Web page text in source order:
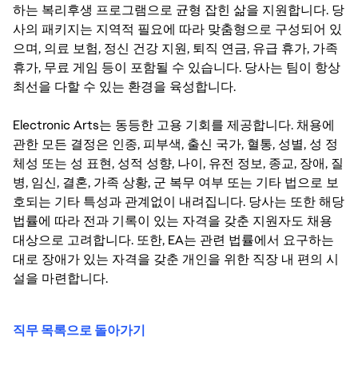
하는 복리후생 프로그램으로 균형 잡힌 삶을 지원합니다. 당
사의 패키지는 지역적 필요에 따라 맞춤형으로 구성되어 있
으며, 의료 보험, 정신 건강 지원, 퇴직 연금, 유급 휴가, 가족
휴가, 무료 게임 등이 포함될 수 있습니다. 당사는 팀이 항상
최선을 다할 수 있는 환경을 육성합니다.
Electronic Arts는 동등한 고용 기회를 제공합니다. 채용에
관한 모든 결정은 인종, 피부색, 출신 국가, 혈통, 성별, 성 정
체성 또는 성 표현, 성적 성향, 나이, 유전 정보, 종교, 장애, 질
병, 임신, 결혼, 가족 상황, 군 복무 여부 또는 기타 법으로 보
호되는 기타 특성과 관계없이 내려집니다. 당사는 또한 해당
법률에 따라 전과 기록이 있는 자격을 갖춘 지원자도 채용
대상으로 고려합니다. 또한, EA는 관련 법률에서 요구하는
대로 장애가 있는 자격을 갖춘 개인을 위한 직장 내 편의 시
설을 마련합니다.
직무 목록으로 돌아가기